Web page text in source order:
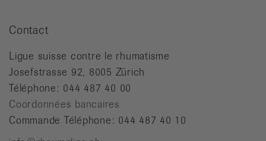
Contact
Ligue suisse contre le rhumatisme
Josefstrasse 92, 8005 Zürich
Téléphone: 044 487 40 00
Coordonnées bancaires
Commande Téléphone: 044 487 40 10